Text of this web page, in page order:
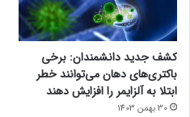
کشف جدید دانشمندان: برخی
باکتری‌های دهان می‌توانند خطر
ابتلا به آلزایمر را افزایش دهند
30 بهمن 1403